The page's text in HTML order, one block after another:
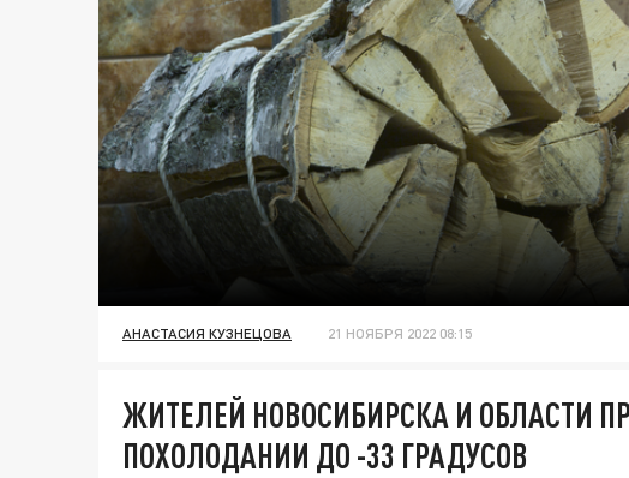
АНАСТАСИЯ КУЗНЕЦОВА 21 НОЯБРЯ 2022 08:15
ЖИТЕЛЕЙ НОВОСИБИРСКА И ОБЛАСТИ
ПОХОЛОДАНИИ ДО -33 ГРАДУСОВ